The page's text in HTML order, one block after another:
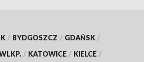
/ BYDGOSZCZ / GDAŃSK /
/ KATOWICE / KIELCE /